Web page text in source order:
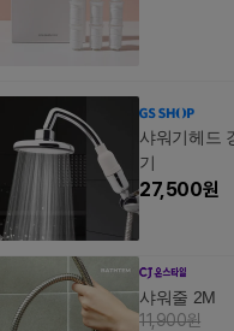
샤워기헤드
기
27,500원
샤워줄 2M
11,900원